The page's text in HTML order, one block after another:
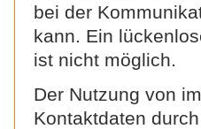
bei der
kann. Ein
ist nicht möglich.
Der Nutzung von
Kontaktdaten